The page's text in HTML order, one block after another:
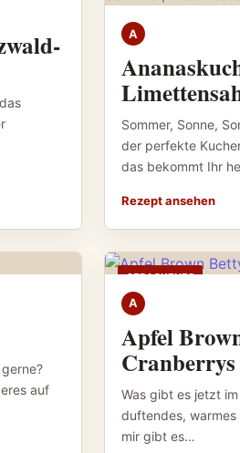
A
Sommer, Sonne,
der perfekte
das bekommt Ihr
Rezept ansehen
auf
GEBACKENES
A
Apfel
Cranberrys
Was gibt es jetzt
duftendes, warmes
mir gibt es…